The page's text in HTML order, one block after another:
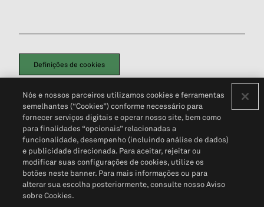
Definições de cookies
Política de PrivacidadePortal de privacidade do cliente (em inglês)
Não Venda Minhas Informações Pessoais© 2026 S&P Global
Nós e nossos parceiros utilizamos cookies e ferramentas
semelhantes (“Cookies”) conforme necessário para
fornecer serviços digitais e operar nosso site, bem como
para finalidades “opcionais” relacionadas a
funcionalidade, desempenho (incluindo análise de dados)
e publicidade direcionada. Para aceitar, rejeitar ou
modificar suas configurações de cookies, utilize os
botões neste banner. Para mais informações ou para
alterar sua escolha posteriormente, consulte nosso Aviso
sobre Cookies.